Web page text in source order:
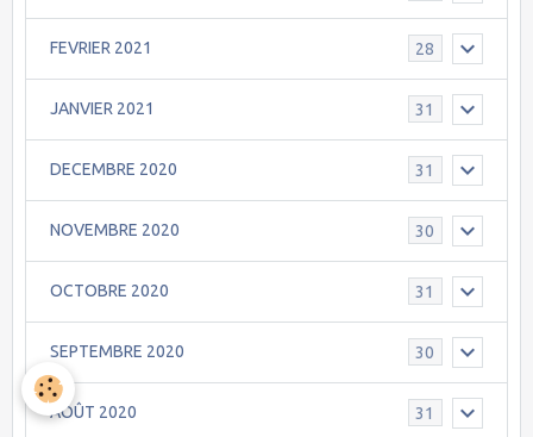
FEVRIER 2021 28
JANVIER 2021 31
DECEMBRE 2020 31
NOVEMBRE 2020 30
OCTOBRE 2020 31
SEPTEMBRE 2020 30
AOÛT 2020 31